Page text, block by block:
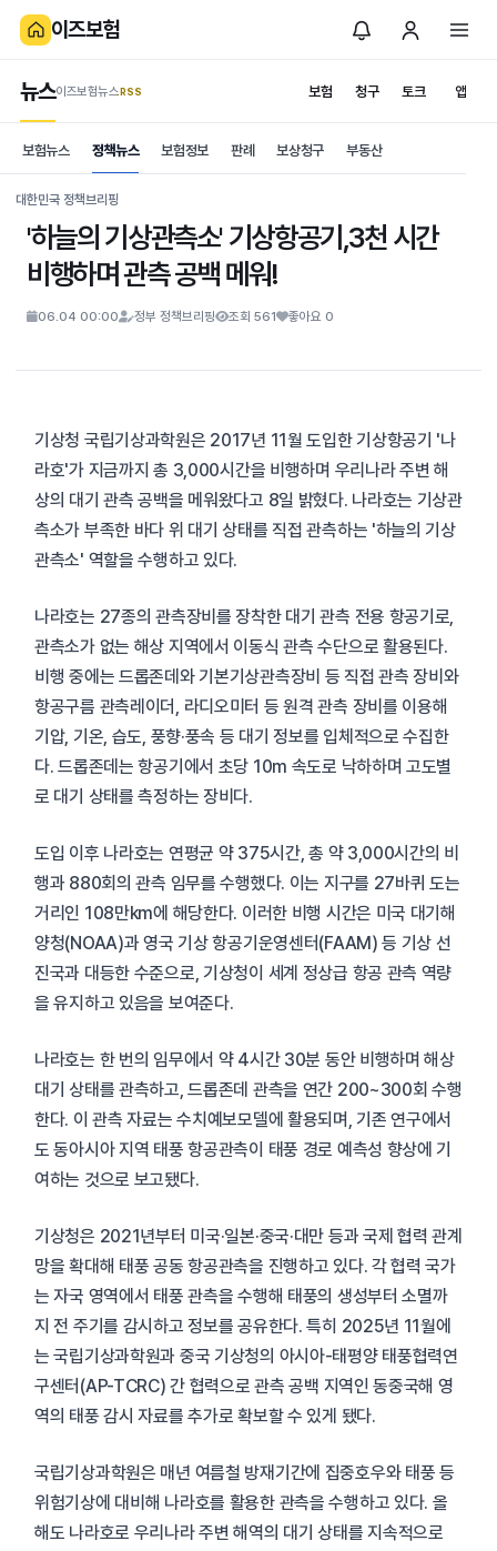
이즈보험
보험 청구
뉴스이즈보험뉴스.RSS 토크 앱
is보험
News
보험뉴스 정책뉴스 보험정보 판례 보상청구 부동산
대한민국 정책브리핑
'하늘의 기상관측소' 기상항공기,3천 시간
비행하며 관측 공백 메워!
06.04 00:00 정부 정책브리핑 조회 561 좋아요 0
기상청 국립기상과학원은 2017년 11월 도입한 기상항공기 '나
라호'가 지금까지 총 3,000시간을 비행하며 우리나라 주변 해
상의 대기 관측 공백을 메워왔다고 8일 밝혔다. 나라호는 기상관
측소가 부족한 바다 위 대기 상태를 직접 관측하는 '하늘의 기상
관측소' 역할을 수행하고 있다.
나라호는 27종의 관측장비를 장착한 대기 관측 전용 항공기로,
관측소가 없는 해상 지역에서 이동식 관측 수단으로 활용된다.
비행 중에는 드롭존데와 기본기상관측장비 등 직접 관측 장비와
항공구름 관측레이더, 라디오미터 등 원격 관측 장비를 이용해
기압, 기온, 습도, 풍향·풍속 등 대기 정보를 입체적으로 수집한
다. 드롭존데는 항공기에서 초당 10m 속도로 낙하하며 고도별
로 대기 상태를 측정하는 장비다.
도입 이후 나라호는 연평균 약 375시간, 총 약 3,000시간의 비
행과 880회의 관측 임무를 수행했다. 이는 지구를 27바퀴 도는
거리인 108만km에 해당한다. 이러한 비행 시간은 미국 대기해
양청(NOAA)과 영국 기상 항공기운영센터(FAAM) 등 기상 선
진국과 대등한 수준으로, 기상청이 세계 정상급 항공 관측 역량
을 유지하고 있음을 보여준다.
나라호는 한 번의 임무에서 약 4시간 30분 동안 비행하며 해상
대기 상태를 관측하고, 드롭존데 관측을 연간 200~300회 수행
한다. 이 관측 자료는 수치예보모델에 활용되며, 기존 연구에서
도 동아시아 지역 태풍 항공관측이 태풍 경로 예측성 향상에 기
여하는 것으로 보고됐다.
기상청은 2021년부터 미국·일본·중국·대만 등과 국제 협력 관계
망을 확대해 태풍 공동 항공관측을 진행하고 있다. 각 협력 국가
는 자국 영역에서 태풍 관측을 수행해 태풍의 생성부터 소멸까
지 전 주기를 감시하고 정보를 공유한다. 특히 2025년 11월에
는 국립기상과학원과 중국 기상청의 아시아-태평양 태풍협력연
구센터(AP-TCRC) 간 협력으로 관측 공백 지역인 동중국해 영
역의 태풍 감시 자료를 추가로 확보할 수 있게 됐다.
국립기상과학원은 매년 여름철 방재기간에 집중호우와 태풍 등
위험기상에 대비해 나라호를 활용한 관측을 수행하고 있다. 올
해도 나라호로 우리나라 주변 해역의 대기 상태를 지속적으로